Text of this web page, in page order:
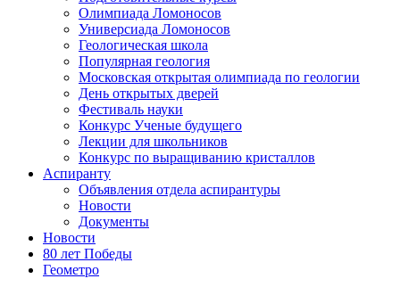
Олимпиада Ломоносов
Универсиада Ломоносов
Геологическая школа
Популярная геология
Московская открытая олимпиада по геологии
День открытых дверей
Фестиваль науки
Конкурс Ученые будущего
Лекции для школьников
Конкурс по выращиванию кристаллов
Аспиранту
Объявления отдела аспирантуры
Новости
Документы
Новости
80 лет Победы
Геометро